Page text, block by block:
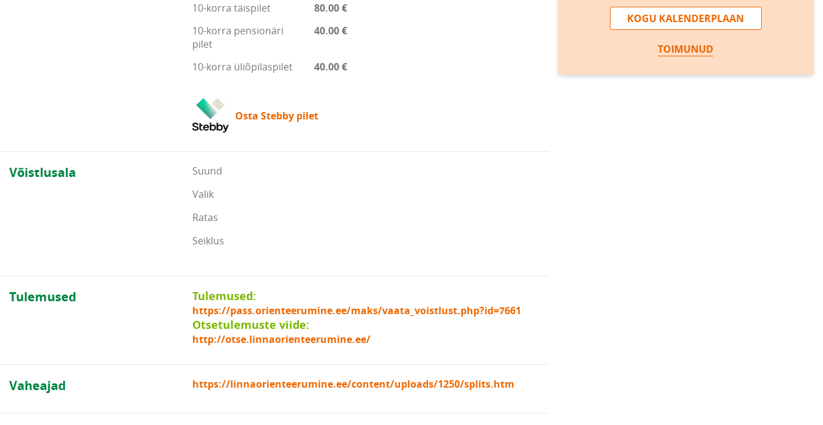
10-korra täispilet
80.00 €
10-korra pensionäri
pilet
40.00 €
10-korra üliõpilaspilet 40.00 €
Osta Stebby pilet
Võistlusala
Suund
Valik
Ratas
Seiklus
Tulemused Tulemused:
https://pass.orienteerumine.ee/maks/vaata_voistlust.php?id=7661
Otsetulemuste viide:
http://otse.linnaorienteerumine.ee/
Vaheajad https://linnaorienteerumine.ee/content/uploads/1250/splits.htm
KOGU KALENDERPLAAN
TOIMUNUD